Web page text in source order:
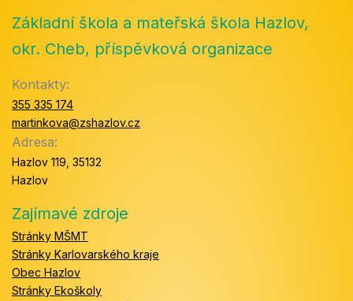
Základní škola a mateřská škola Hazlov,
okr. Cheb, příspěvková organizace
Kontakty:
355 335 174
martinkova@zshazlov.cz
Adresa:
Hazlov 119, 35132
Hazlov
Zajímavé zdroje
Stránky MŠMT
Stránky Karlovarského kraje
Obec Hazlov
Stránky Ekoškoly